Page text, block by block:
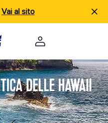
Vai al sito
DELLE HAWAII